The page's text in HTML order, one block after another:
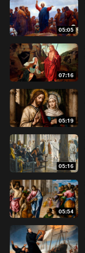
05:05
07:16
05:19
05:16
05:54